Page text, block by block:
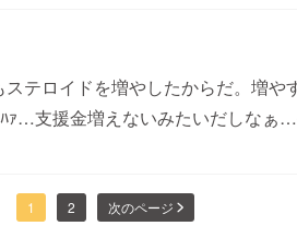
れ時には予約日まで待ってとか…
…病院は変わろうとしてくれませ
。国が変われば何とかなると思い
差が起こってるんです。東京じゃ
どうしたらいいとか、ほかの先生
せん。ほかの県でも同じようなこ
ってから家族が次から次へとダウ
テロイドを増やしたからだ。増や
ｧ…支援金増えないみたいだしなぁ
1 2 次のページ